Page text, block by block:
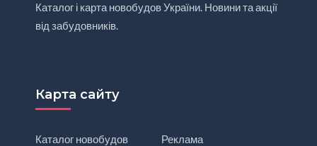
Каталог і карта новобудов України. Новини та акції
від забудовників.
Карта сайту
Каталог новобудов Реклама